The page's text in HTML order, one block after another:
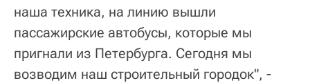
наша техника, на линию вышли
пассажирские автобусы, которые мы
пригнали из Петербурга. Сегодня мы
возводим наш строительный городок", -